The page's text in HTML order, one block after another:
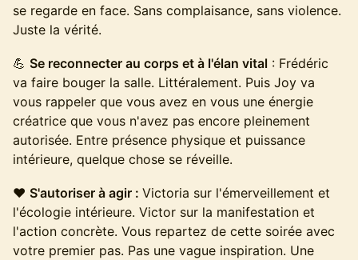
se regarde en face. Sans complaisance, sans violence.
Juste la vérité.
💪 Se reconnecter au corps et à l'élan vital : Frédéric
va faire bouger la salle. Littéralement. Puis Joy va
vous rappeler que vous avez en vous une énergie
créatrice que vous n'avez pas encore pleinement
autorisée. Entre présence physique et puissance
intérieure, quelque chose se réveille.
❤️ S'autoriser à agir : Victoria sur l'émerveillement et
l'écologie intérieure. Victor sur la manifestation et
l'action concrète. Vous repartez de cette soirée avec
votre premier pas. Pas une vague inspiration. Une